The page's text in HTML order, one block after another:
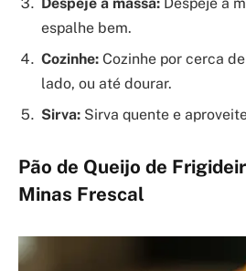
espalhe bem.
Cozinhe: Cozinhe por cerca
lado, ou até dourar.
Sirva: Sirva quente e
Pão de Queijo de
Minas Frescal